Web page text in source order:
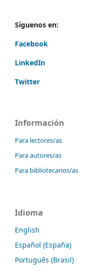
Síguenos en:
Facebook
LinkedIn
Twitter
Información
Para lectores/as
Para autores/as
Para bibliotecarios/as
Idioma
English
Español (España)
Português (Brasil)